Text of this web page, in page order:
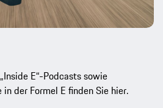
E“-Podcasts sowie
der Formel E finden Sie hier.